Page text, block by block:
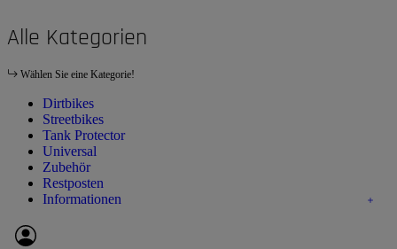
Alle Kategorien
Wählen Sie eine Kategorie!
Dirtbikes
Streetbikes
Tank Protector
Universal
Zubehör
Restposten
Informationen